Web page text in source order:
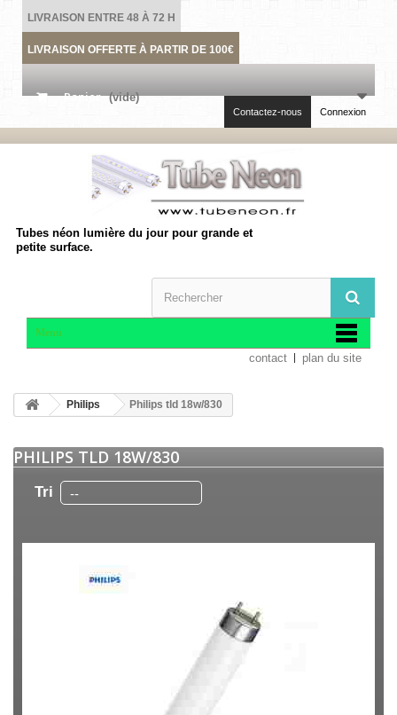
LIVRAISON ENTRE 48 À 72 H
LIVRAISON OFFERTE À PARTIR DE 100€
Panier (vide)
Connexion
Contactez-nous
Tubes néon lumière du jour pour grande et
petite surface.
Menu
contact plan du site
Philips Philips tld 18w/830
PHILIPS TLD 18W/830
Tri --